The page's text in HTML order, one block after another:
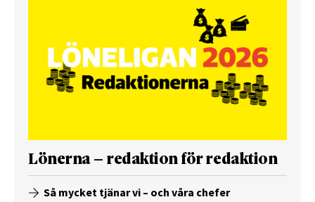
Lönerna – redaktion för redaktion
Så mycket tjänar vi – och våra chefer